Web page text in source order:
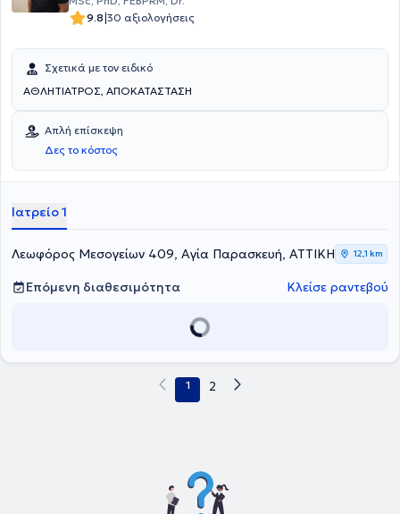
9.8|30 αξιολογήσεις
Σχετικά με τον ειδικό
ΑΘΛΗΤΙΑΤΡΟΣ, ΑΠΟΚΑΤΑΣΤΑΣΗ
Απλή επίσκεψη
Δες το κόστος
Ιατρείο 1
Λεωφόρος Μεσογείων 409, Αγία Παρασκευή, ΑΤΤΙΚΗ 12,1 km
Επόμενη διαθεσιμότητα Κλείσε ραντεβού
1 2